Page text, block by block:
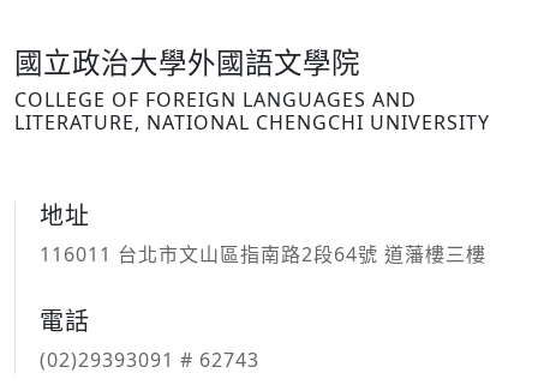
國立政治大學外國語文學院
COLLEGE OF FOREIGN LANGUAGES AND
LITERATURE, NATIONAL CHENGCHI UNIVERSITY
地址
116011 台北市文山區指南路2段64號 道藩樓三樓
電話
(02)29393091 # 62743